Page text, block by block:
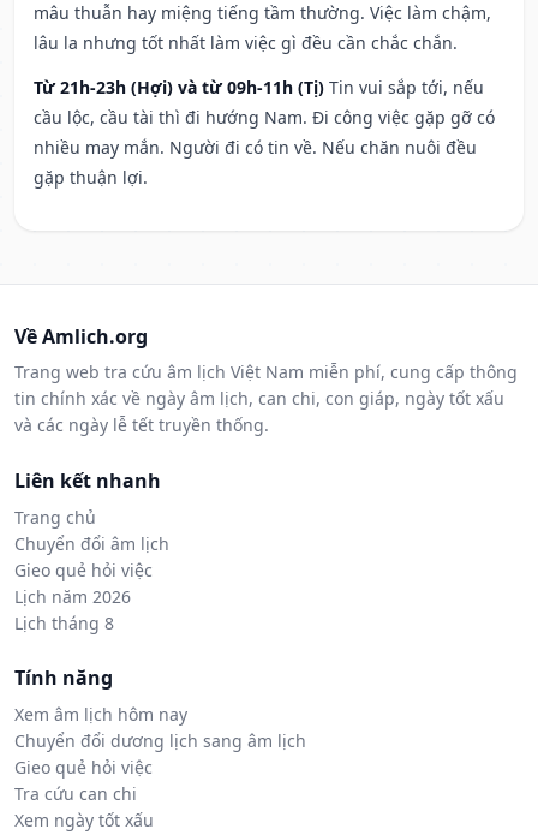
mâu thuẫn hay miệng tiếng tầm thường. Việc làm chậm,
lâu la nhưng tốt nhất làm việc gì đều cần chắc chắn.
Từ 21h-23h (Hợi) và từ 09h-11h (Tị) Tin vui sắp tới, nếu
cầu lộc, cầu tài thì đi hướng Nam. Đi công việc gặp gỡ có
nhiều may mắn. Người đi có tin về. Nếu chăn nuôi đều
gặp thuận lợi.
Về Amlich.org
Trang web tra cứu âm lịch Việt Nam miễn phí, cung cấp thông
tin chính xác về ngày âm lịch, can chi, con giáp, ngày tốt xấu
và các ngày lễ tết truyền thống.
Liên kết nhanh
Trang chủ
Chuyển đổi âm lịch
Gieo quẻ hỏi việc
Lịch năm 2026
Lịch tháng 8
Tính năng
Xem âm lịch hôm nay
Chuyển đổi dương lịch sang âm lịch
Gieo quẻ hỏi việc
Tra cứu can chi
Xem ngày tốt xấu